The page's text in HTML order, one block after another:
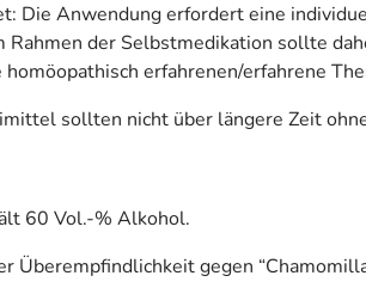
Die Anwendung erfordert eine
der Selbstmedikation sollte
erfahrenen/erfahrene
sollten nicht über längere Zeit
60 Vol.-% Alkohol.
Überempfindlichkeit gegen